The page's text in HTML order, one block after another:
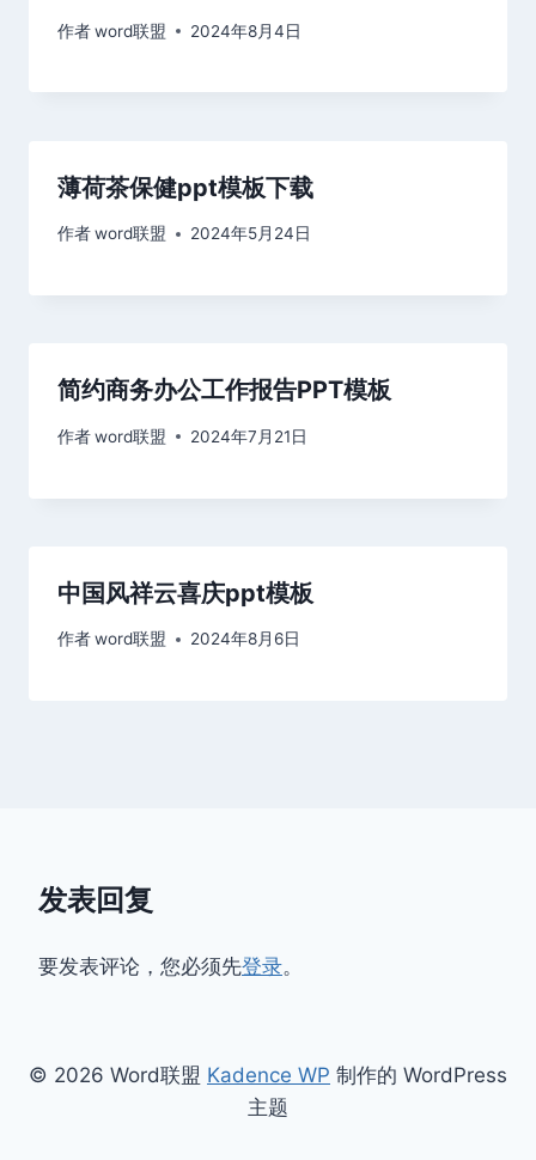
作者word联盟 2024年8月4日
薄荷茶保健ppt模板下载
作者word联盟 2024年5月24日
简约商务办公工作报告PPT模板
作者word联盟 2024年7月21日
中国风祥云喜庆ppt模板
作者word联盟 2024年8月6日
发表回复
要发表评论，您必须先登录。
© 2026 Word联盟 Kadence WP 制作的 WordPress
主题